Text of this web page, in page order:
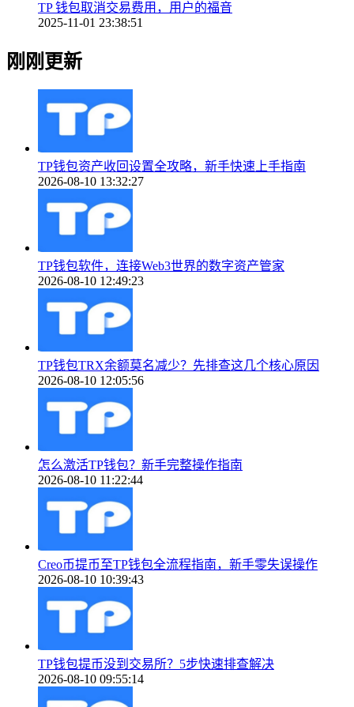
TP 钱包取消交易费用，用户的福音
2025-11-01 23:38:51
刚刚更新
TP钱包资产收回设置全攻略，新手快速上手指南
2026-08-10 13:32:27
TP钱包软件，连接Web3世界的数字资产管家
2026-08-10 12:49:23
TP钱包TRX余额莫名减少？先排查这几个核心原因
2026-08-10 12:05:56
怎么激活TP钱包？新手完整操作指南
2026-08-10 11:22:44
Creo币提币至TP钱包全流程指南，新手零失误操作
2026-08-10 10:39:43
TP钱包提币没到交易所？5步快速排查解决
2026-08-10 09:55:14